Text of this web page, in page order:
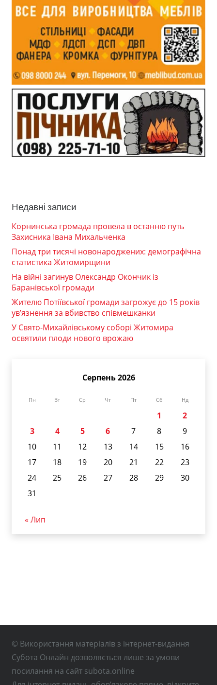
Недавні записи
Корнинська громада провела в останню путь
Захисника Івана Михальченка
Понад три тисячі новонароджених: демографічна
статистика Житомирщини
На війні загинув Олександр Окончик із
Баранівської громади
Жителю Потіївської громади загрожує до 15 років
ув’язнення за вбивство співмешканки
У Свято-Михайлівському соборі Житомира
освятили плоди нового врожаю
Серпень 2026
Пн Вт Ср Чт Пт Сб Нд
1
2
3
4 5 6 7 8
9
10
11 12 13 14 15
16
17
18 19 20 21 22
23
24
25 26 27 28 29
30
31
« Лип
© Використання матеріалів з інтернет-видання
Субота Онлайн дозволяється лише за умови
посилання на сайт subota.online